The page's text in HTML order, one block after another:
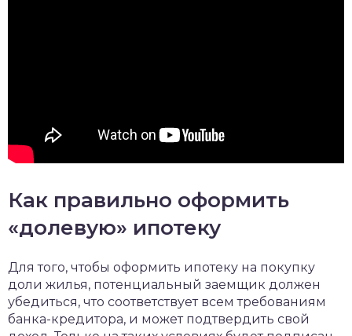
Как правильно оформить
«долевую» ипотеку
Для того, чтобы оформить ипотеку на покупку
доли жилья, потенциальный заемщик должен
убедиться, что соответствует всем требованиям
банка-кредитора, и может подтвердить свой